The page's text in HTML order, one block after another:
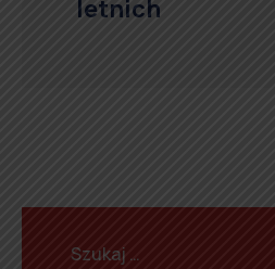
letnich